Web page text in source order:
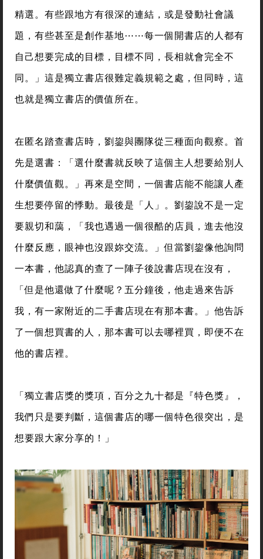
精選。有些跟地方有很深的連結，或是發動社會議
題，有些甚至是創作基地⋯⋯每一個開書店的人都有
自己想要完成的目標，目標不同，長相就會完全不
同。」這是獨立書店很難定義規範之處，但同時，這
也就是獨立書店的價值所在。
在匿名踏查書店時，劉鋆與團隊從三種面向觀察。首
先是選書：「選什麼書就反映了這個主人想要給別人
什麼價值觀。」再來是空間，一個書店能不能讓人產
生想要停留的悸動。最後是「人」。劉鋆說不是一定
要親切和藹，「我也遇過一個很酷的店員，進去他沒
什麼反應，眼神也沒跟妳交流。」但當劉鋆像他詢問
一本書，他認真的查了一陣子後說書店現在沒有，
「但是他還做了什麼呢？五分鐘後，他走過來告訴
我，有一家附近的二手書店現在有那本書。」他告訴
了一個想買書的人，那本書可以去哪裡買，即便不在
他的書店裡。
「獨立書店獎的獎項，百分之九十都是『特色獎』，
我們只是要判斷，這個書店的哪一個特色很突出，是
想要跟大家分享的！」